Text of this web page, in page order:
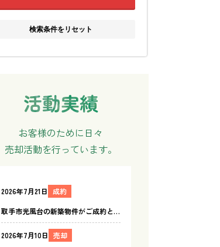
検索条件をリセット
お客様のために日々
売却活動を行っています。